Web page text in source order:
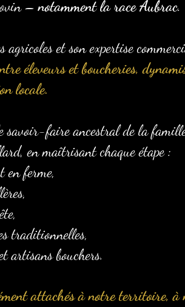
–notamment la race Aubrac.
et son expertise
éleveurs et boucheries,
locale.
savoir-faire ancestral de la
en maîtrisant chaque étape :
en ferme,
traditionnelles,
artisans bouchers.
attachés à notre territoire,